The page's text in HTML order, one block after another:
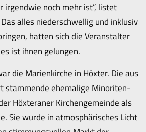
irgendwie noch mehr ist”, listet
alles niederschwellig und inklusiv
hatten sich die Veranstalter
ist ihnen gelungen.
die Marienkirche in Höxter. Die aus
stammende ehemalige Minoriten-
Höxteraner Kirchengemeinde als
Sie wurde in atmosphärisches Licht